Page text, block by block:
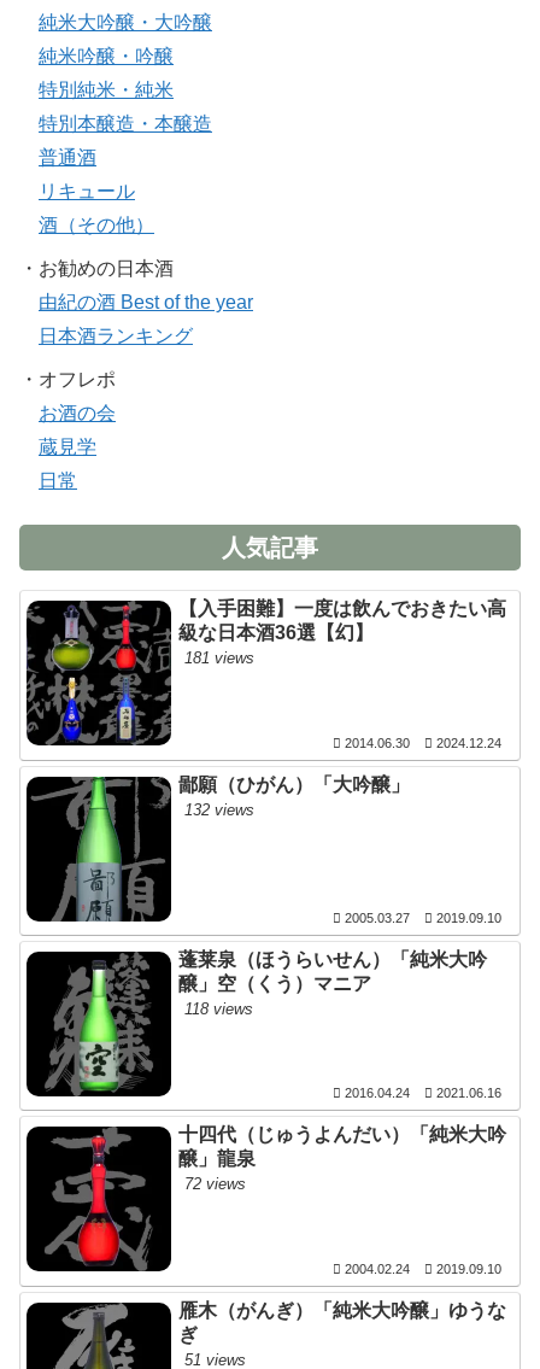
純米大吟醸・大吟醸
純米吟醸・吟醸
特別純米・純米
特別本醸造・本醸造
普通酒
リキュール
酒（その他）
・お勧めの日本酒
由紀の酒 Best of the year
日本酒ランキング
・オフレポ
お酒の会
蔵見学
日常
人気記事
【入手困難】一度は飲んでおきたい高
級な日本酒36選【幻】
181 views
2014.06.30 2024.12.24
鄙願（ひがん）「大吟醸」
132 views
2005.03.27 2019.09.10
蓬莱泉（ほうらいせん）「純米大吟
醸」空（くう）マニア
118 views
2016.04.24 2021.06.16
十四代（じゅうよんだい）「純米大吟
醸」龍泉
72 views
2004.02.24 2019.09.10
雁木（がんぎ）「純米大吟醸」ゆうな
ぎ
51 views